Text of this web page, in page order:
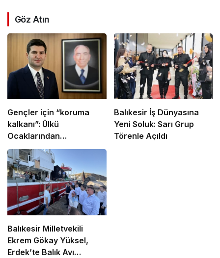
Göz Atın
Gençler için “koruma
kalkanı”: Ülkü
Ocaklarından
uyuşturucu ve dijital
bağımlılığa karşı
seferberlik
Balıkesir İş Dünyasına
Yeni Soluk: Sarı Grup
Törenle Açıldı
Balıkesir Milletvekili
Ekrem Gökay Yüksel,
Erdek’te Balık Avı